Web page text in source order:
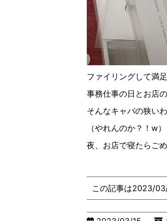
ファイリングして満足
事務仕事の日とお店
そんなキャパの狭い
（やれんのか？！w）
夜、お店で寝たらご
この記事は2023/